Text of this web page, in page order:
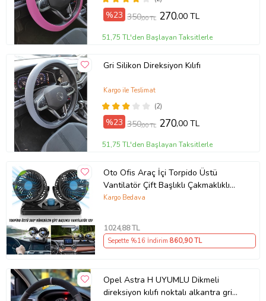
%23 350,00 TL 270,00 TL
51,75 TL'den Başlayan Taksitlerle
Gri Silikon Direksiyon Kılıfı
(2)
Kargo ile Teslimat
%23 350,00 TL 270,00 TL
51,75 TL'den Başlayan Taksitlerle
Oto Ofis Araç İçi Torpido Üstü
Vantilatör Çift Başlıklı Çakmaklıklı
Soğutucu Fan 360° Dönebilen 12V
Kargo Bedava
1024,88 TL
Sepette %16 İndirim 860,90 TL
Opel Astra H UYUMLU Dikmeli
direksiyon kılıfı noktalı alkantra gri